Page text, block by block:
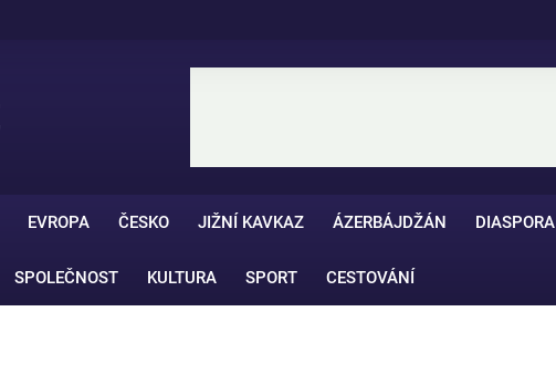
EVROPA ČESKO JIŽNÍ KAVKAZ ÁZERBÁJDŽÁN DIASPORA
SPOLEČNOST KULTURA SPORT CESTOVÁNÍ